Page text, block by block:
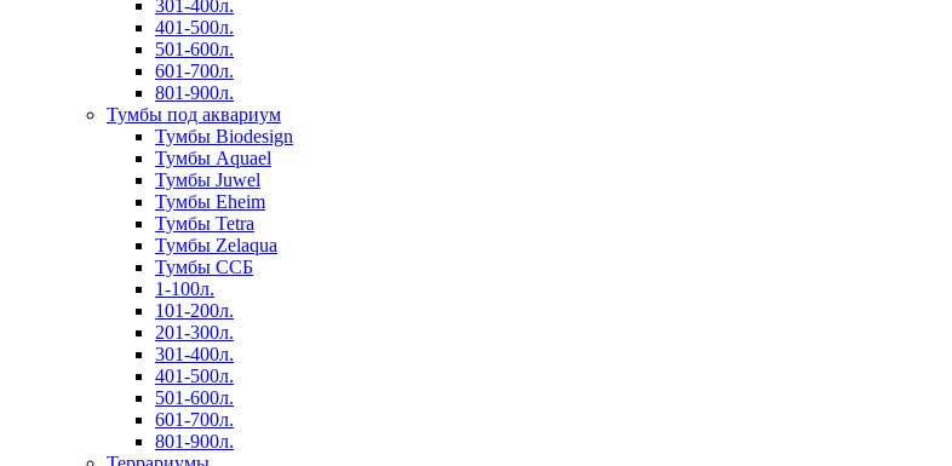
301-400л.
401-500л.
501-600л.
601-700л.
801-900л.
Тумбы под аквариум
Тумбы Biodesign
Тумбы Aquael
Тумбы Juwel
Тумбы Eheim
Тумбы Tetra
Тумбы Zelaqua
Тумбы ССБ
1-100л.
101-200л.
201-300л.
301-400л.
401-500л.
501-600л.
601-700л.
801-900л.